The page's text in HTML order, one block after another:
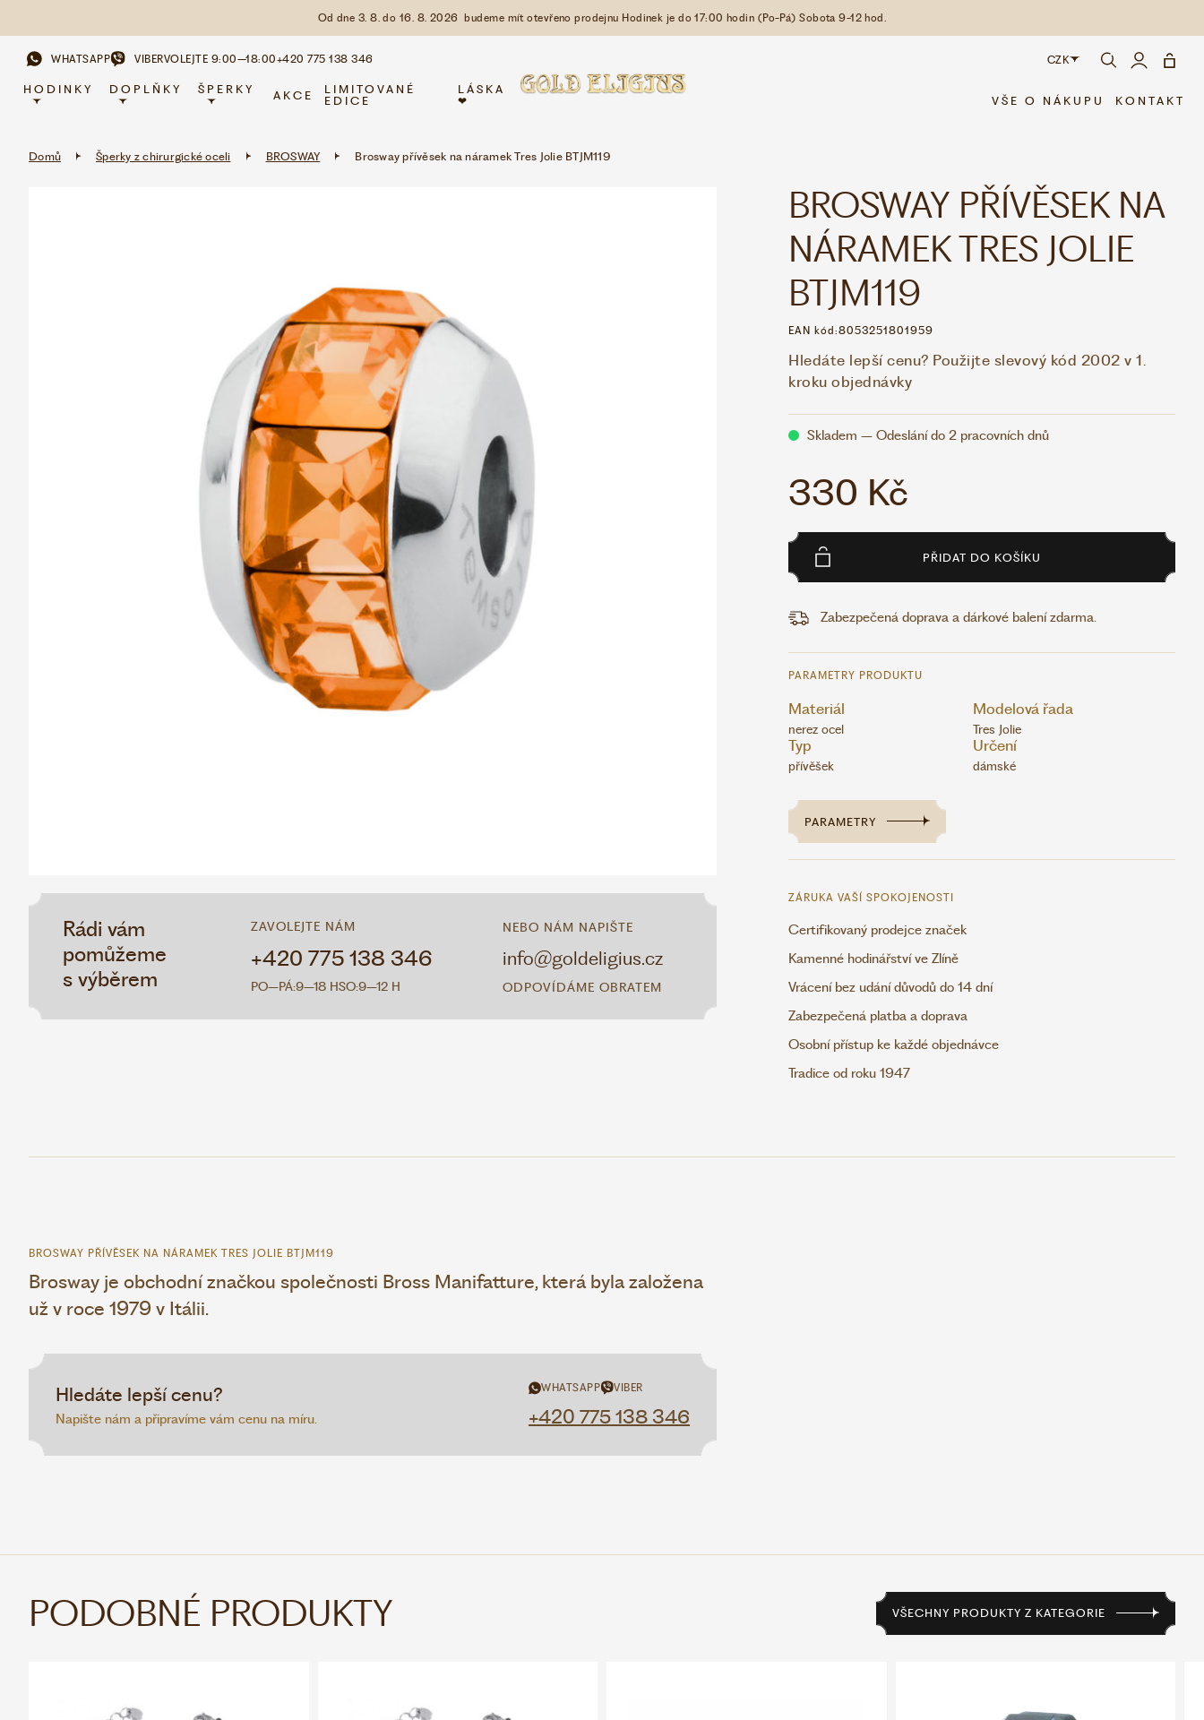
Od dne 3. 8. do 16. 8. 2026 budeme mít otevřeno prodejnu Hodinek je do 17:00 hodin (Po-Pá) Sobota 9-12 hod.
WHATSAPP VIBERVOLEJTE 9:00–18:00+420 775 138 346
HODINKY DOPLŇKY ŠPERKY AKCE
LIMITOVANÉ
EDICE
LÁSKA
❤
CZK
CZK
VŠE O NÁKUPU KONTAKT
Domů Šperky z chirurgické oceli BROSWAY Brosway přívěsek na náramek Tres Jolie BTJM119
Rádi vám
pomůžeme
s výběrem
ZAVOLEJTE NÁM
+420 775 138 346
PO–PÁ:9–18 HSO:9–12 H
NEBO NÁM NAPIŠTE
info@goldeligius.cz
ODPOVÍDÁME OBRATEM
BROSWAY PŘÍVĚSEK NA
NÁRAMEK TRES JOLIE
BTJM119
EAN kód:8053251801959
Hledáte lepší cenu? Použijte slevový kód 2002 v 1.
kroku objednávky
Skladem – Odeslání do 2 pracovních dnů
330 Kč
PŘIDAT DO KOŠÍKU
Zabezpečená doprava a dárkové balení zdarma.
PARAMETRY PRODUKTU
Materiál
nerez ocel
Modelová řada
Tres Jolie
Typ
přívěšek
Určení
dámské
PARAMETRY
ZÁRUKA VAŠÍ SPOKOJENOSTI
Certifikovaný prodejce značek
Kamenné hodinářství ve Zlíně
Vrácení bez udání důvodů do 14 dní
Zabezpečená platba a doprava
Osobní přístup ke každé objednávce
Tradice od roku 1947
BROSWAY PŘÍVĚSEK NA NÁRAMEK TRES JOLIE BTJM119
Brosway je obchodní značkou společnosti Bross Manifatture, která byla založena
už v roce 1979 v Itálii.
Hledáte lepší cenu?
Napište nám a připravíme vám cenu na míru.
WHATSAPP VIBER
+420 775 138 346
PODOBNÉ PRODUKTY VŠECHNY PRODUKTY Z KATEGORIE